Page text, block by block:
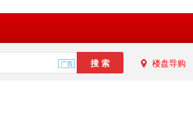
楼盘导购